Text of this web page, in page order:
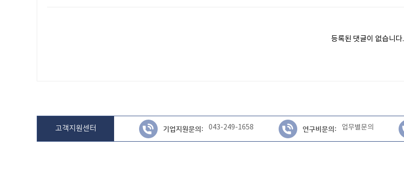
등록된 댓글이 없습니다.
고객지원센터 기업지원문의: 043-249-1658 연구비문의: 업무별문의